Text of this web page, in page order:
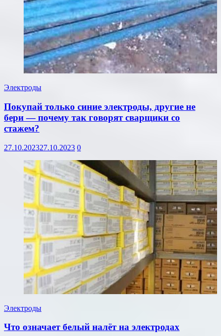
Электроды
Покупай только синие электроды, другие не
бери — почему так говорят сварщики со
стажем?
27.10.202327.10.2023 0
Электроды
Что означает белый налёт на электродах